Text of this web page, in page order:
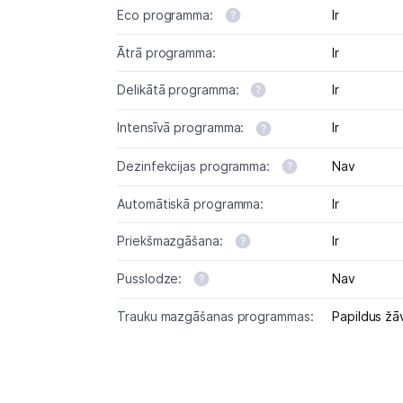
Eco programma: Ir
Ātrā programma: Ir
Delikātā programma: Ir
Intensīvā programma: Ir
Dezinfekcijas programma: Nav
Automātiskā programma: Ir
Priekšmazgāšana: Ir
Pusslodze: Nav
Trauku mazgāšanas programmas: Papildus